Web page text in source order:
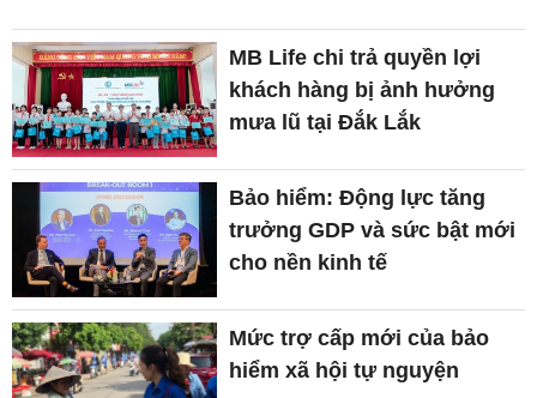
MB Life chi trả quyền lợi
khách hàng bị ảnh hưởng
mưa lũ tại Đắk Lắk
Bảo hiểm: Động lực tăng
trưởng GDP và sức bật mới
cho nền kinh tế
Mức trợ cấp mới của bảo
hiểm xã hội tự nguyện